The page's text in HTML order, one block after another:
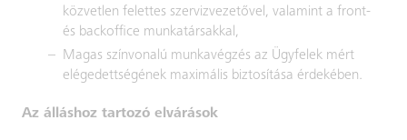
közvetlen felettes szervizvezetővel, valamint a front-
és backoffice munkatársakkal,
Magas színvonalú munkavégzés az Ügyfelek mért
elégedettségének maximális biztosítása érdekében.
Az álláshoz tartozó elvárások